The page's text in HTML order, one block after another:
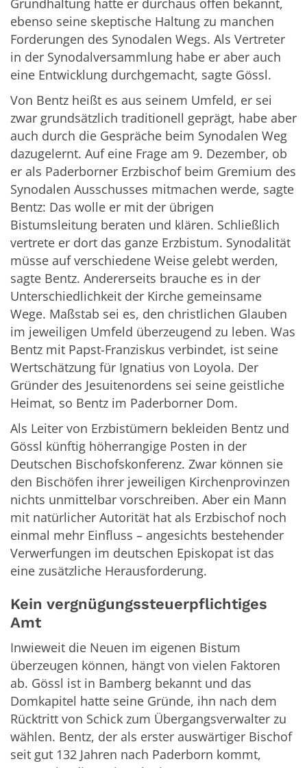
Grundhaltung hatte er durchaus offen bekannt,
ebenso seine skeptische Haltung zu manchen
Forderungen des Synodalen Wegs. Als Vertreter
in der Synodalversammlung habe er aber auch
eine Entwicklung durchgemacht, sagte Gössl.
Von Bentz heißt es aus seinem Umfeld, er sei
zwar grundsätzlich traditionell geprägt, habe aber
auch durch die Gespräche beim Synodalen Weg
dazugelernt. Auf eine Frage am 9. Dezember, ob
er als Paderborner Erzbischof beim Gremium des
Synodalen Ausschusses mitmachen werde, sagte
Bentz: Das wolle er mit der übrigen
Bistumsleitung beraten und klären. Schließlich
vertrete er dort das ganze Erzbistum. Synodalität
müsse auf verschiedene Weise gelebt werden,
sagte Bentz. Andererseits brauche es in der
Unterschiedlichkeit der Kirche gemeinsame
Wege. Maßstab sei es, den christlichen Glauben
im jeweiligen Umfeld überzeugend zu leben. Was
Bentz mit Papst-Franziskus verbindet, ist seine
Wertschätzung für Ignatius von Loyola. Der
Gründer des Jesuitenordens sei seine geistliche
Heimat, so Bentz im Paderborner Dom.
Als Leiter von Erzbistümern bekleiden Bentz und
Gössl künftig höherrangige Posten in der
Deutschen Bischofskonferenz. Zwar können sie
den Bischöfen ihrer jeweiligen Kirchenprovinzen
nichts unmittelbar vorschreiben. Aber ein Mann
mit natürlicher Autorität hat als Erzbischof noch
einmal mehr Einfluss – angesichts bestehender
Verwerfungen im deutschen Episkopat ist das
eine zusätzliche Herausforderung.
Kein vergnügungssteuerpflichtiges
Amt
Inwieweit die Neuen im eigenen Bistum
überzeugen können, hängt von vielen Faktoren
ab. Gössl ist in Bamberg bekannt und das
Domkapitel hatte seine Gründe, ihn nach dem
Rücktritt von Schick zum Übergangsverwalter zu
wählen. Bentz, der als erster auswärtiger Bischof
seit gut 132 Jahren nach Paderborn kommt,